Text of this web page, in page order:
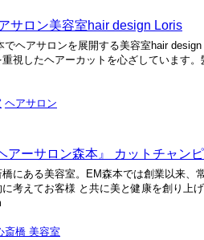
サロン美容室hair design Loris
ヘアサロンを展開する美容室hair
視したヘアーカットを心ざしています
ヘアサロン
アーサロン森本』 カットチャン
にある美容室。EM森本では創業以来
考えてお客様 と共に美と健康を創り上
斎橋 美容室